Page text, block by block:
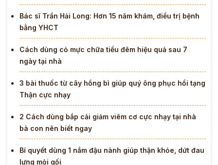
Bác sĩ Trần Hải Long: Hơn 15 năm khám, điều trị bệnh
bằng YHCT
Cách dùng cỏ mực chữa tiểu đêm hiệu quả sau 7
ngày tại nhà
3 bài thuốc từ cây hồng bì giúp quý ông phục hồi tạng
Thận cực nhạy
2 Cách dùng bắp cải giảm viêm cơ cực nhạy tại nhà
bà con nên biết ngay
Bí quyết dùng 1 nắm đậu nành giúp thận khỏe, dứt đau
lưng mỏi gối